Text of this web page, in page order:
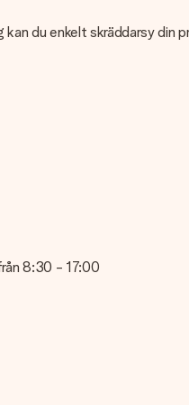
du enkelt skräddarsy din
på din bild kan du
vår kundtjänst. De
detta kort, så att
8:30 - 17:00